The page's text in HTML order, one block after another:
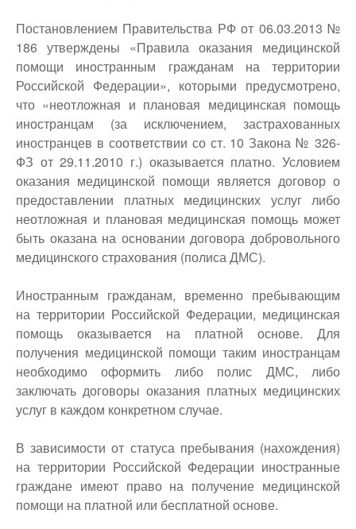
Постановлением Правительства РФ от 06.03.2013 №
186 утверждены «Правила оказания медицинской
помощи иностранным гражданам на территории
Российской Федерации», которыми предусмотрено,
что «неотложная и плановая медицинская помощь
иностранцам (за исключением, застрахованных
иностранцев в соответствии со ст. 10 Закона № 326-
ФЗ от 29.11.2010 г.) оказывается платно. Условием
оказания медицинской помощи является договор о
предоставлении платных медицинских услуг либо
неотложная и плановая медицинская помощь может
быть оказана на основании договора добровольного
медицинского страхования (полиса ДМС).
Иностранным гражданам, временно пребывающим
на территории Российской Федерации, медицинская
помощь оказывается на платной основе. Для
получения медицинской помощи таким иностранцам
необходимо оформить либо полис ДМС, либо
заключать договоры оказания платных медицинских
услуг в каждом конкретном случае.
В зависимости от статуса пребывания (нахождения)
на территории Российской Федерации иностранные
граждане имеют право на получение медицинской
помощи на платной или бесплатной основе.